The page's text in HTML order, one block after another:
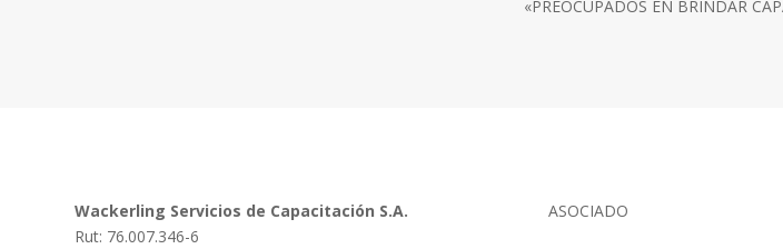
«PREOCUPADOS EN BRINDAR
Wackerling Servicios de Capacitación S.A.
Rut: 76.007.346-6
ASOCIADO